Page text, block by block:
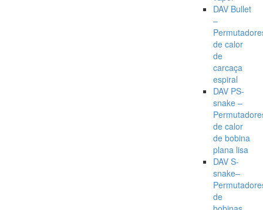
DAV Bullet
–
de calor
de
carcaça
espiral
DAV PS-
snake –
de calor
de bobina
plana lisa
DAV S-
snake–
de